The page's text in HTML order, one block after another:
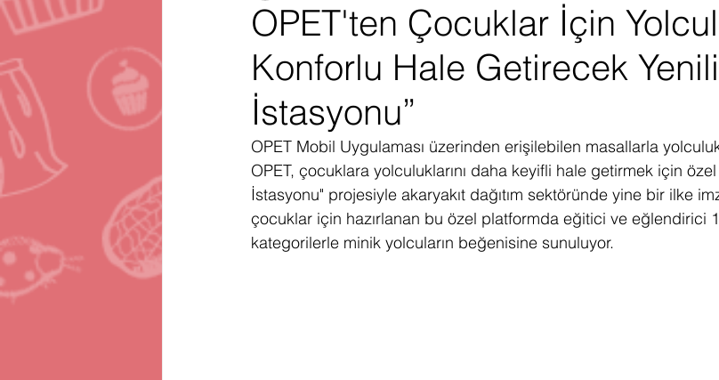
Firma Satınalma Hediye Çekilişi Fintech Micro Focus Çevre
Avrupa Birliği
OPET'ten Çocuklar İçin
Konforlu Hale Getirecek
İstasyonu”
OPET Mobil Uygulaması üzerinden erişilebilen masallarla
OPET, çocuklara yolculuklarını daha keyifli hale getirmek için özel
İstasyonu" projesiyle akaryakıt dağıtım sektöründe yine bir ilke
çocuklar için hazırlanan bu özel platformda eğitici ve eğlendirici
kategorilerle minik yolcuların beğenisine sunuluyor.